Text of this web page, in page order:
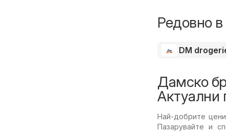
Редовно
DM
Дамско
Актуални
Най-добрите
Пазарувайте и